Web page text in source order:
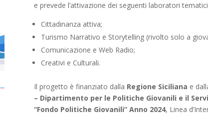
e prevede l’attivazione dei seguenti laboratori
Cittadinanza attiva;
Turismo Narrativo e Storytelling (rivolto solo a
Comunicazione e Web Radio;
Creativi e Culturali.
Il progetto è finanziato dalla Regione Siciliana e
– Dipartimento per le Politiche Giovanili e il
“Fondo Politiche Giovanili” Anno 2024, Linea